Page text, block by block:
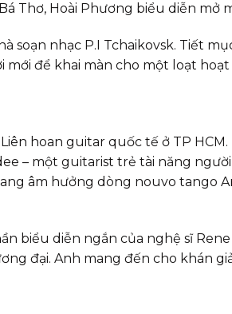
Thơ, Hoài Phương biểu diễn mở
soạn nhạc P.I Tchaikovsk. Tiết
để khai màn cho một loạt hoạt
hoan guitar quốc tế ở TP HCM.
– một guitarist trẻ tài năng
âm hưởng dòng nouvo tango
biểu diễn ngắn của nghệ sĩ
đại. Anh mang đến cho khán